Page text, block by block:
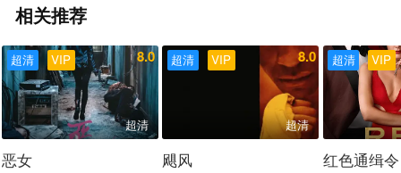
相关推荐
VIP
超清 8.0
超清
恶女
VIP
超清 8.0
超清
飓风
VIP
超清
红色通缉令